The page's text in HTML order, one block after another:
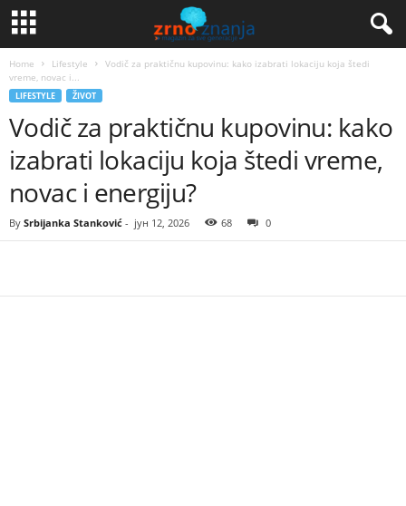
Home Lifestyle
Vodič za praktičnu kupovinu: kako izabrati lokaciju koja štedi
vreme, novac i...
LIFESTYLE ŽIVOT
Vodič za praktičnu kupovinu: kako
izabrati lokaciju koja štedi vreme,
novac i energiju?
By Srbijanka Stanković - јун 12, 2026 68 0